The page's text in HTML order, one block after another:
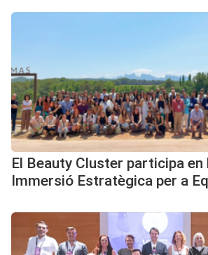
El Beauty Cluster participa en
Immersió Estratègica per a